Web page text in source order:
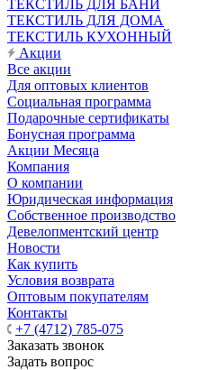
ТЕКСТИЛЬ ДЛЯ БАНИ
ТЕКСТИЛЬ ДЛЯ ДОМА
ТЕКСТИЛЬ КУХОННЫЙ
Акции
Все акции
Для оптовых клиентов
Социальная программа
Подарочные сертификаты
Бонусная программа
Акции Месяца
Компания
О компании
Юридическая информация
Собственное производство
Девелопментский центр
Новости
Как купить
Условия возврата
Оптовым покупателям
Контакты
+7 (4712) 785-075
Заказать звонок
Задать вопрос